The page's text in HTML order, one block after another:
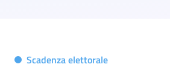
Scadenza elettorale